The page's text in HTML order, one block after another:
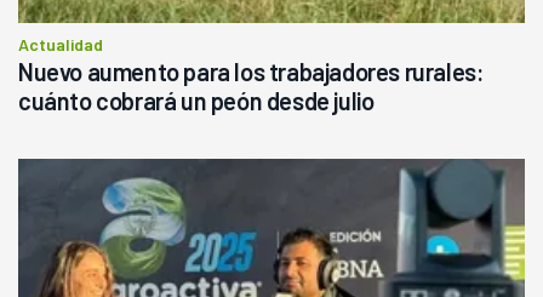
Actualidad
Nuevo aumento para los trabajadores rurales:
cuánto cobrará un peón desde julio